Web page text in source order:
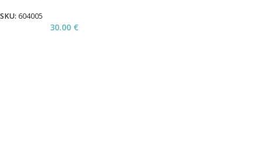
SKU: 604005
30.00 €